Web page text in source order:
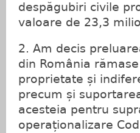
despăgubiri civile
valoare de 23,3
2. Am decis
din România
proprietate și
precum și
acesteia pentru
operaționalizare